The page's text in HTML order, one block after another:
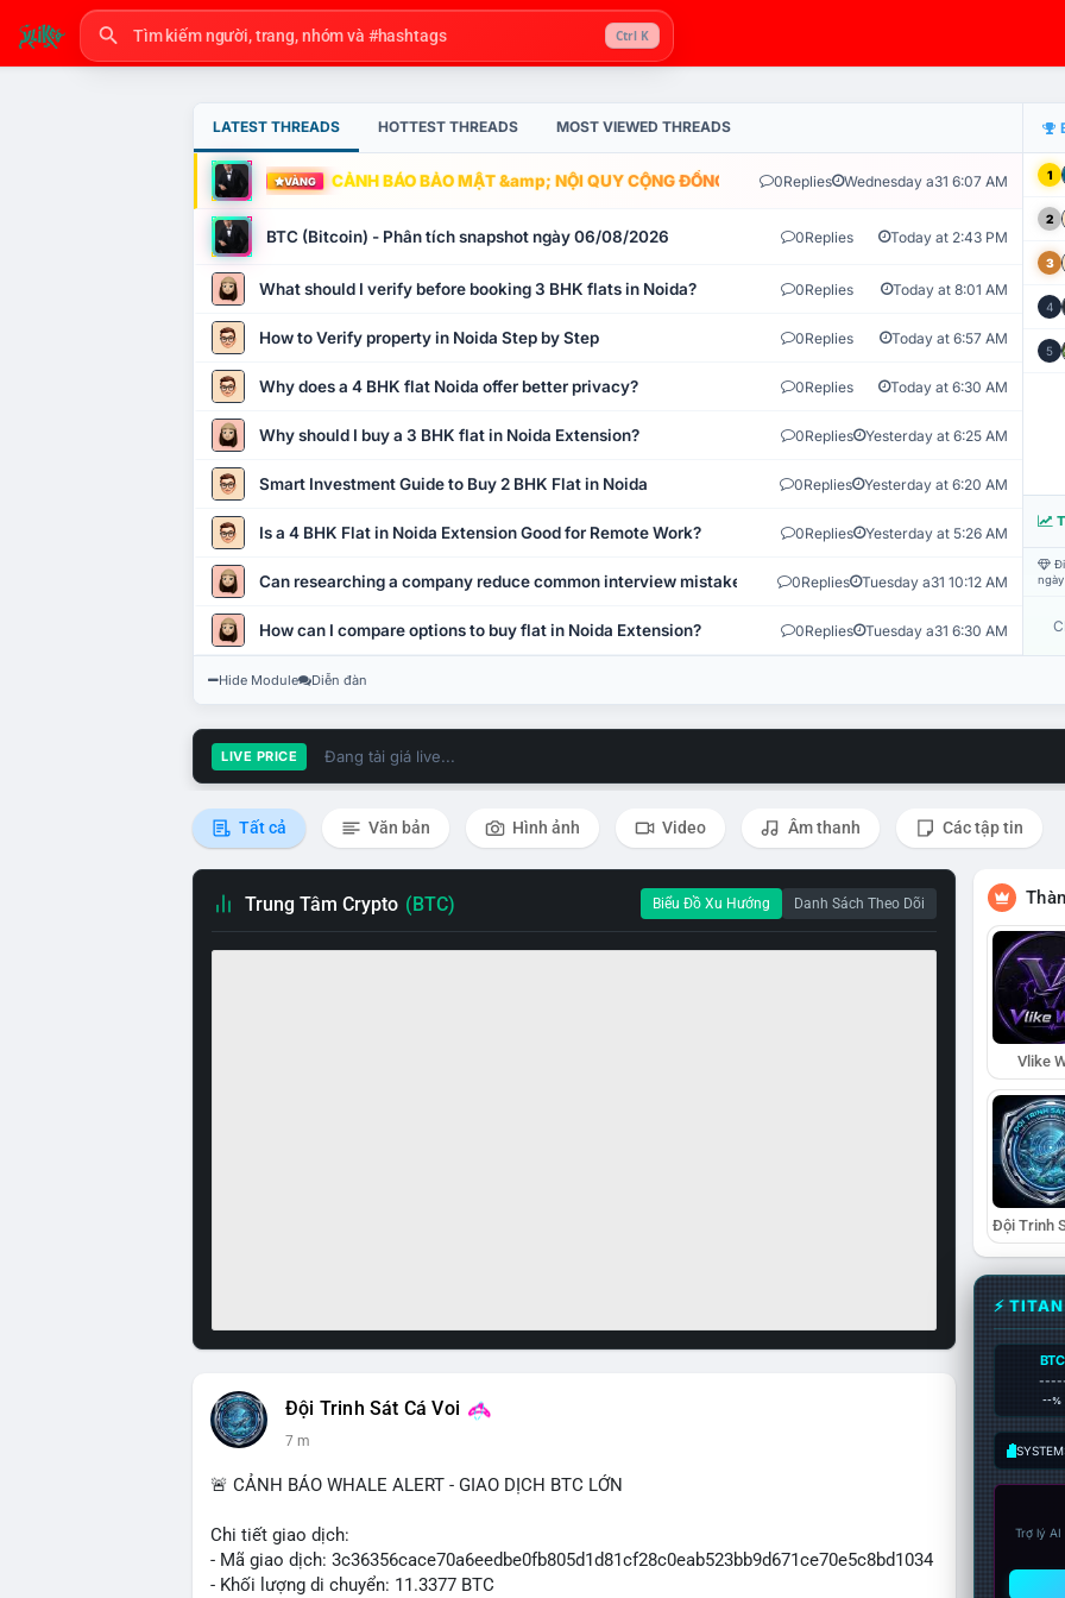
Ctrl K
LATEST THREADS HOTTEST THREADS MOST VIEWED THREADS
VÀNG CẢNH BÁO BẢO MẬT &amp; NỘI QUY CỘNG ĐỒNG VLIKE.VN: HỆ THỐNG GIÁM SÁT TỰ
0Replies Wednesday a31 6:07 AM
BTC (Bitcoin) - Phân tích snapshot ngày 06/08/2026 0Replies Today at 2:43 PM
What should I verify before booking 3 BHK flats in Noida? 0Replies Today at 8:01 AM
How to Verify property in Noida Step by Step 0Replies Today at 6:57 AM
Why does a 4 BHK flat Noida offer better privacy? 0Replies Today at 6:30 AM
Why should I buy a 3 BHK flat in Noida Extension? 0Replies Yesterday at 6:25 AM
Smart Investment Guide to Buy 2 BHK Flat in Noida 0Replies Yesterday at 6:20 AM
Is a 4 BHK Flat in Noida Extension Good for Remote Work? 0Replies Yesterday at 5:26 AM
Can researching a company reduce common interview mistakes? 0Replies Tuesday a31 10:12 AM
How can I compare options to buy flat in Noida Extension? 0Replies Tuesday a31 6:30 AM
1
2
3
4
5
Hide Module Diễn đàn
LIVE PRICE Đang tải giá live...
Tất cả Văn bản Hình ảnh Video Âm thanh Các tập tin
Trung Tâm Crypto (BTC) Biểu Đồ Xu Hướng Danh Sách Theo Dõi
Đội Trinh Sát Cá Voi
7 m
🚨 CẢNH BÁO WHALE ALERT - GIAO DỊCH BTC LỚN
Chi tiết giao dịch:
- Mã giao dịch: 3c36356cace70a6eedbe0fb805d1d81cf28c0eab523bb9d671ce70e5c8bd1034
- Khối lượng di chuyển: 11.3377 BTC
Vlike
⚡
BTC
--%
Trợ lý